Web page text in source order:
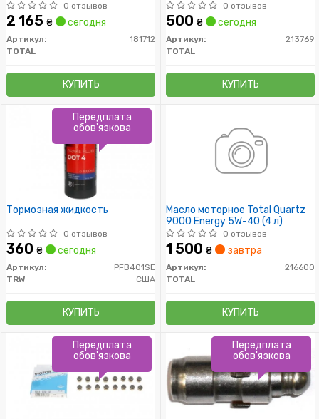
0 отзывов
2 165 ₴ сегодня
Артикул:
181712
TOTAL
КУПИТЬ
0 отзывов
500 ₴ сегодня
Артикул:
213769
TOTAL
КУПИТЬ
Тормозная жидкость
0 отзывов
360 ₴ сегодня
Артикул:
PFB401SE
TRW
США
КУПИТЬ
Передплата
обов'язкова
Масло моторное Total Quartz
9000 Energy 5W-40 (4 л)
0 отзывов
1 500 ₴ завтра
Артикул:
216600
TOTAL
КУПИТЬ
Передплата
обов'язкова
Передплата
обов'язкова